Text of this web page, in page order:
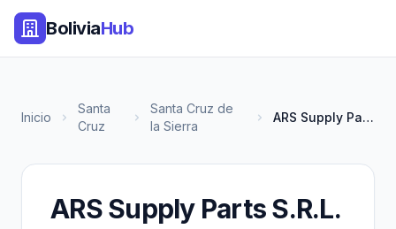
BoliviaHub
Inicio
Santa
Cruz
Santa Cruz de
la Sierra
ARS Supply Parts S.R.L.
ARS Supply Parts S.R.L.